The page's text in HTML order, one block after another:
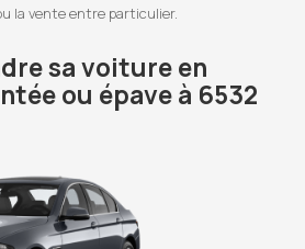
la vente entre particulier.
sa voiture en
ou épave à 6532